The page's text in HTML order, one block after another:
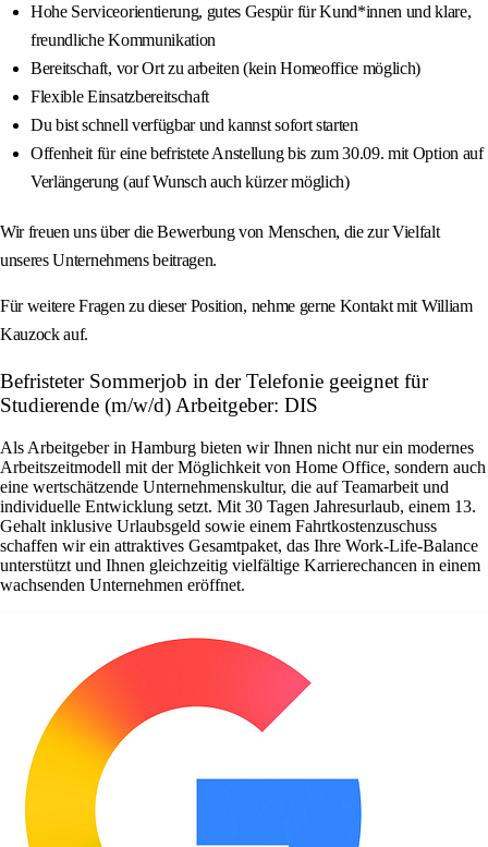
Hohe Serviceorientierung, gutes Gespür für Kund*innen und klare,
freundliche Kommunikation
Bereitschaft, vor Ort zu arbeiten (kein Homeoffice möglich)
Flexible Einsatzbereitschaft
Du bist schnell verfügbar und kannst sofort starten
Offenheit für eine befristete Anstellung bis zum 30.09. mit Option auf
Verlängerung (auf Wunsch auch kürzer möglich)
Wir freuen uns über die Bewerbung von Menschen, die zur Vielfalt
unseres Unternehmens beitragen.
Für weitere Fragen zu dieser Position, nehme gerne Kontakt mit William
Kauzock auf.
Befristeter Sommerjob in der Telefonie geeignet für
Studierende (m/w/d) Arbeitgeber: DIS
Als Arbeitgeber in Hamburg bieten wir Ihnen nicht nur ein modernes
Arbeitszeitmodell mit der Möglichkeit von Home Office, sondern auch
eine wertschätzende Unternehmenskultur, die auf Teamarbeit und
individuelle Entwicklung setzt. Mit 30 Tagen Jahresurlaub, einem 13.
Gehalt inklusive Urlaubsgeld sowie einem Fahrtkostenzuschuss
schaffen wir ein attraktives Gesamtpaket, das Ihre Work-Life-Balance
unterstützt und Ihnen gleichzeitig vielfältige Karrierechancen in einem
wachsenden Unternehmen eröffnet.